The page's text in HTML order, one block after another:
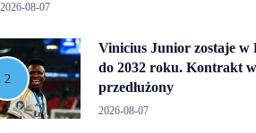
2026-08-07
Vinicius Junior zostaje
do 2032 roku. Kontrakt
przedłużony
2026-08-07